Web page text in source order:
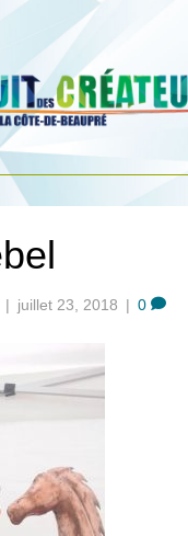
| juillet 23, 2018 | 0